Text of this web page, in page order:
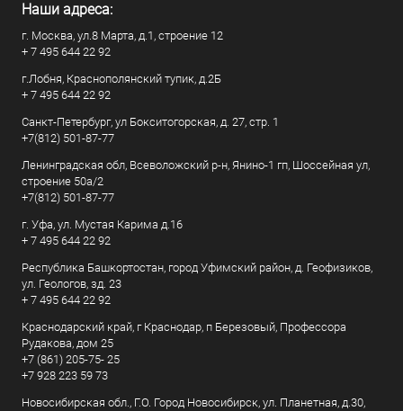
Наши адреса:
г. Москва, ул.8 Марта, д.1, строение 12
+ 7 495 644 22 92
г.Лобня, Краснополянский тупик, д.2Б
+ 7 495 644 22 92
Санкт-Петербург, ул Бокситогорская, д. 27, стр. 1
+7(812) 501-87-77
Ленинградская обл, Всеволожский р-н, Янино-1 гп, Шоссейная ул,
строение 50а/2
+7(812) 501-87-77
г. Уфа, ул. Мустая Карима д.16
+ 7 495 644 22 92
Республика Башкортостан, город Уфимский район, д. Геофизиков,
ул. Геологов, зд. 23
+ 7 495 644 22 92
Краснодарский край, г Краснодар, п Березовый, Профессора
Рудакова, дом 25
+7 (861) 205-75- 25
+7 928 223 59 73
Новосибирская обл., Г.О. Город Новосибирск, ул. Планетная, д.30,